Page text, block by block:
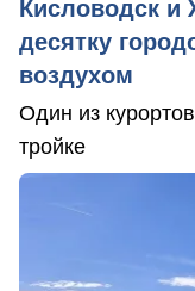
Кисловодск
десятку
воздухом
Один из
тройке